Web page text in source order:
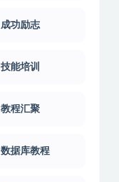
成功励志
技能培训
教程汇聚
数据库教程